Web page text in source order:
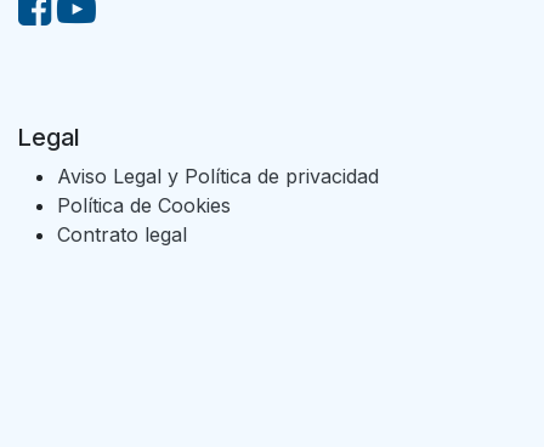
Legal
Aviso Legal y Política de privacidad
Política de Cookies
Contrato legal